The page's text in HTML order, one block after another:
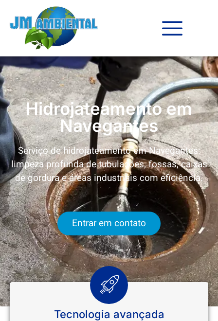
Hidrojateamento em
Navegantes
Serviço de hidrojateamento emNavegantes:
limpeza profunda de tubulações, fossas, caixas
de gordura e áreas industriais com eficiência.
Entrar em contato
Tecnologia avançada